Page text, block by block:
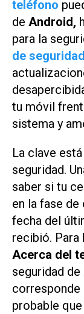
teléfono
de Android,
para la
de seguridad
tu móvil
sistema y
La clave
seguridad.
saber si tu
en la fase
fecha del
recibió. Para
Acerca del
seguridad
corresponde
probable